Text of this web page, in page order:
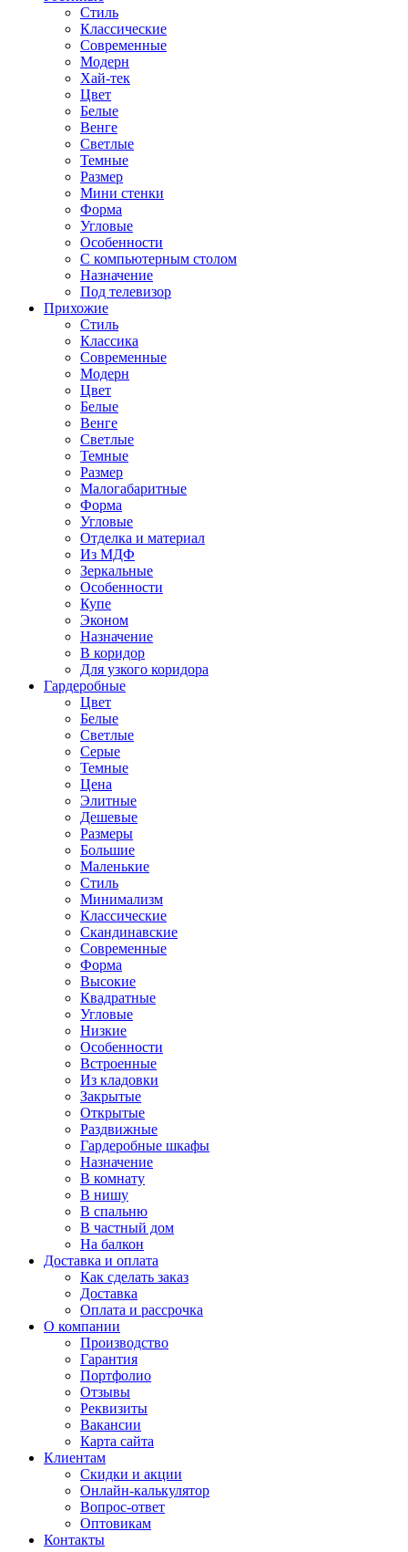
Стиль
Классические
Современные
Модерн
Хай-тек
Цвет
Белые
Венге
Светлые
Темные
Размер
Мини стенки
Форма
Угловые
Особенности
С компьютерным столом
Назначение
Под телевизор
Прихожие
Стиль
Классика
Современные
Модерн
Цвет
Белые
Венге
Светлые
Темные
Размер
Малогабаритные
Форма
Угловые
Отделка и материал
Из МДФ
Зеркальные
Особенности
Купе
Эконом
Назначение
В коридор
Для узкого коридора
Гардеробные
Цвет
Белые
Светлые
Серые
Темные
Цена
Элитные
Дешевые
Размеры
Большие
Маленькие
Стиль
Минимализм
Классические
Скандинавские
Современные
Форма
Высокие
Квадратные
Угловые
Низкие
Особенности
Встроенные
Из кладовки
Закрытые
Открытые
Раздвижные
Гардеробные шкафы
Назначение
В комнату
В нишу
В спальню
В частный дом
На балкон
Доставка и оплата
Как сделать заказ
Доставка
Оплата и рассрочка
О компании
Производство
Гарантия
Портфолио
Отзывы
Реквизиты
Вакансии
Карта сайта
Клиентам
Скидки и акции
Онлайн-калькулятор
Вопрос-ответ
Оптовикам
Контакты